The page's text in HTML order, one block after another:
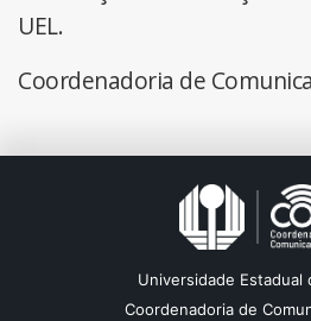
UEL.
Coordenadoria de
Universidade Estadual
Coordenadoria de